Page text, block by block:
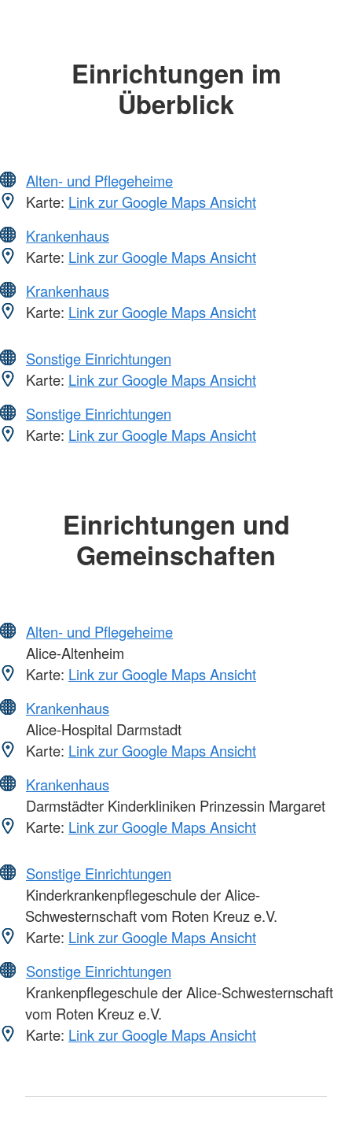
Einrichtungen im
Überblick
Alten- und Pflegeheime
Karte: Link zur Google Maps Ansicht
Krankenhaus
Karte: Link zur Google Maps Ansicht
Krankenhaus
Karte: Link zur Google Maps Ansicht
Sonstige Einrichtungen
Karte: Link zur Google Maps Ansicht
Sonstige Einrichtungen
Karte: Link zur Google Maps Ansicht
Einrichtungen und
Gemeinschaften
Alten- und Pflegeheime
Alice-Altenheim
Karte: Link zur Google Maps Ansicht
Krankenhaus
Alice-Hospital Darmstadt
Karte: Link zur Google Maps Ansicht
Krankenhaus
Darmstädter Kinderkliniken Prinzessin Margaret
Karte: Link zur Google Maps Ansicht
Sonstige Einrichtungen
Kinderkrankenpflegeschule der Alice-
Schwesternschaft vom Roten Kreuz e.V.
Karte: Link zur Google Maps Ansicht
Sonstige Einrichtungen
Krankenpflegeschule der Alice-Schwesternschaft
vom Roten Kreuz e.V.
Karte: Link zur Google Maps Ansicht